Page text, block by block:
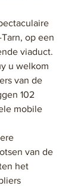
op een
viaduct.
u welkom
van de
102
mobile
van de
het